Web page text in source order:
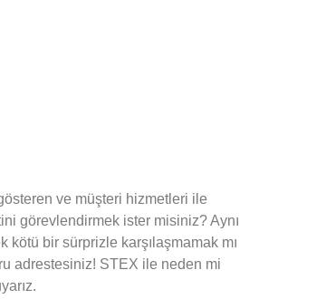
ve müşteri hizmetleri ile
görevlendirmek ister misiniz? Aynı
kötü bir sürprizle karşılaşmamak mı
adrestesiniz! STEX ile neden mi